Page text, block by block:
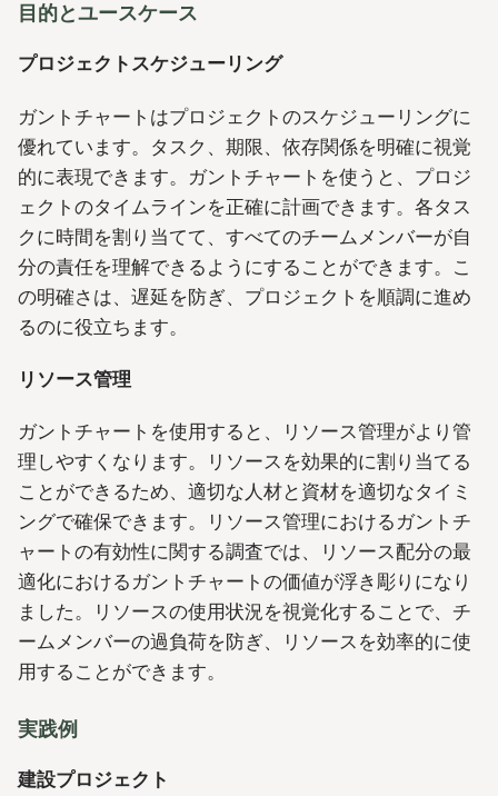
目的とユースケース
プロジェクトスケジューリング
ガントチャートはプロジェクトのスケジューリングに
優れています。タスク、期限、依存関係を明確に視覚
的に表現できます。ガントチャートを使うと、プロジ
ェクトのタイムラインを正確に計画できます。各タス
クに時間を割り当てて、すべてのチームメンバーが自
分の責任を理解できるようにすることができます。こ
の明確さは、遅延を防ぎ、プロジェクトを順調に進め
るのに役立ちます。
リソース管理
ガントチャートを使用すると、リソース管理がより管
理しやすくなります。リソースを効果的に割り当てる
ことができるため、適切な人材と資材を適切なタイミ
ングで確保できます。リソース管理におけるガントチ
ャートの有効性に関する調査では、リソース配分の最
適化におけるガントチャートの価値が浮き彫りになり
ました。リソースの使用状況を視覚化することで、チ
ームメンバーの過負荷を防ぎ、リソースを効率的に使
用することができます。
実践例
建設プロジェクト